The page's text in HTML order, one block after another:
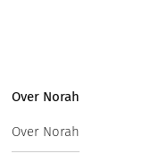
Over Norah
Over Norah